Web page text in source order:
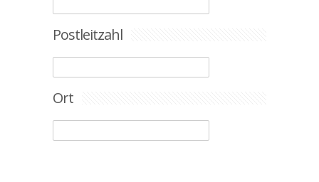
Postleitzahl
Ort